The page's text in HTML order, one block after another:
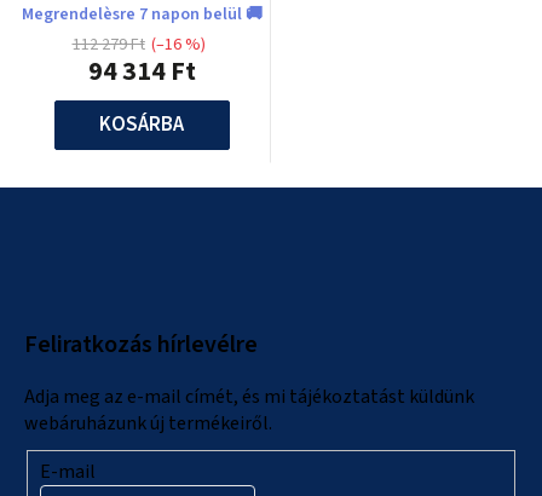
Megrendelèsre 7 napon belül 🚚
94 314 Ft
112 279 Ft (–16 %)
KOSÁRBA
Feliratkozás hírlevélre
Adja meg az e-mail címét, és mi tájékoztatást küldünk
webáruházunk új termékeiről.
E-mail